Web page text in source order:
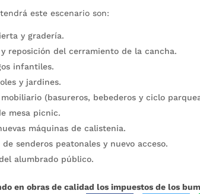
este escenario son:
y gradería.
reposición del cerramiento de la cancha.
infantiles.
y jardines.
(basureros, bebederos y ciclo
mesa picnic.
máquinas de calistenia.
senderos peatonales y nuevo acceso.
alumbrado público.
en obras de calidad los impuestos de los